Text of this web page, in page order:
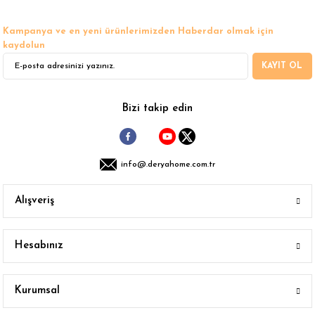
Kampanya ve en yeni ürünlerimizden Haberdar olmak için
kaydolun
KAYIT OL
Bizi takip edin
info@.deryahome.com.tr
Alışveriş
Hesabınız
Kurumsal